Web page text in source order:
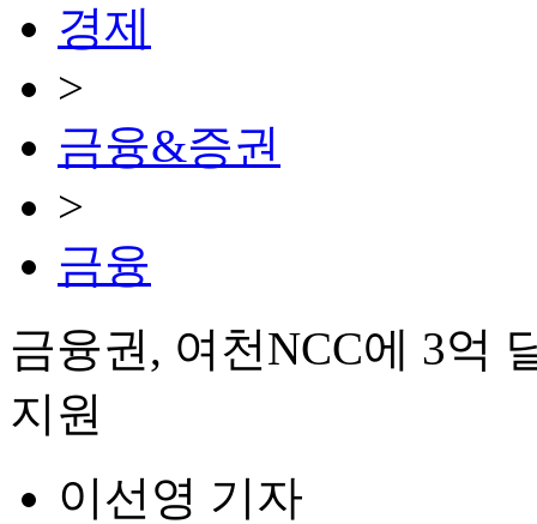
경제
>
금융&증권
>
금융
금융권, 여천NCC에 3억
지원
이선영 기자